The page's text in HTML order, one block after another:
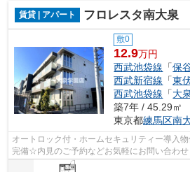
賃貸 | アパート フロレスタ南大泉
敷0
12.9万円
西武池袋線 「保
西武新宿線 「東
西武池袋線 「大
築7年 / 45.29㎡
東京都練馬区南
オートロック付・ホームセキュリティー導入
完備☆内見のご予約などお気軽にお問い合わせ